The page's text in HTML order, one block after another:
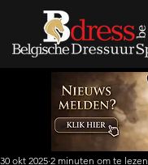
30 okt 2025 2 minuten om te lezen